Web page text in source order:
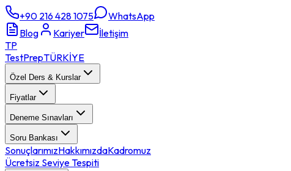
+90 216 428 1075
WhatsApp
Blog
Kariyer
İletişim
TP
TestPrepTÜRKİYE
Özel Ders & Kurslar
Fiyatlar
Deneme Sınavları
Soru Bankası
SonuçlarımızHakkımızdaKadromuz
Ücretsiz Seviye Tespiti